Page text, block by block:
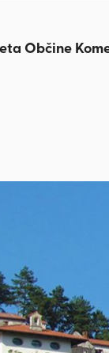
Občine